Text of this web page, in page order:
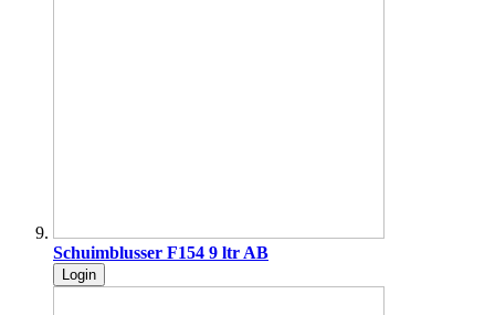
Schuimblusser F154 9 ltr AB
Login